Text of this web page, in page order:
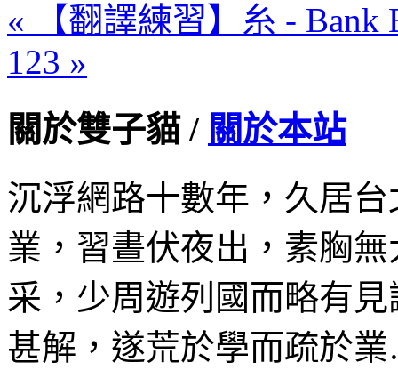
« 【翻譯練習】糸 - Bank
123 »
關於雙子貓 / 關於本站
沉浮網路十數年，久居
業，習晝伏夜出，素胸
采，少周遊列國而略有
甚解，遂荒於學而疏於